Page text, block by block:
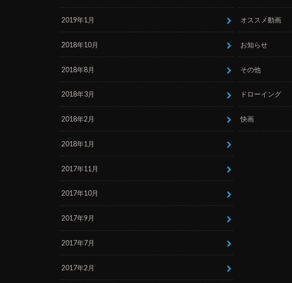
2019年1月
2018年10月
2018年8月
2018年3月
2018年2月
2018年1月
2017年11月
2017年10月
2017年9月
2017年7月
2017年2月
オススメ動画
お知らせ
その他
ドローイング
快画